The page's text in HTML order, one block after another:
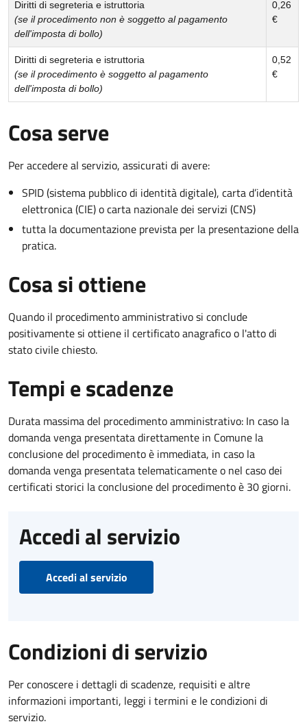
Diritti di segreteria e istruttoria
(se il procedimento non è soggetto al pagamento
dell'imposta di bollo)
0,26
€
Diritti di segreteria e istruttoria
(se il procedimento è soggetto al pagamento
dell'imposta di bollo)
0,52
€
Cosa serve
Per accedere al servizio, assicurati di avere:
SPID (sistema pubblico di identità digitale), carta d’identità
elettronica (CIE) o carta nazionale dei servizi (CNS)
tutta la documentazione prevista per la presentazione della
pratica.
Cosa si ottiene
Quando il procedimento amministrativo si conclude
positivamente si ottiene il certificato anagrafico o l'atto di
stato civile chiesto.
Tempi e scadenze
Durata massima del procedimento amministrativo: In caso la
domanda venga presentata direttamente in Comune la
conclusione del procedimento è immediata, in caso la
domanda venga presentata telematicamente o nel caso dei
certificati storici la conclusione del procedimento è 30 giorni.
Accedi al servizio
Accedi al servizio
Condizioni di servizio
Per conoscere i dettagli di scadenze, requisiti e altre
informazioni importanti, leggi i termini e le condizioni di
servizio.